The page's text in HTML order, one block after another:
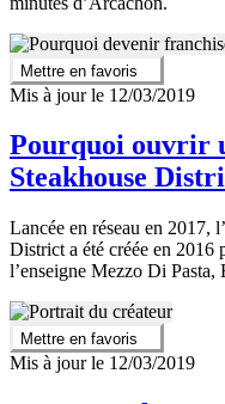
Mettre en favoris
Mis à jour le 12/03/2019
Pourquoi ouvrir
Steakhouse
Lancée en réseau en 2017,
District a été créée en 2016
l’enseigne Mezzo Di Pasta,
Mettre en favoris
Mis à jour le 12/03/2019